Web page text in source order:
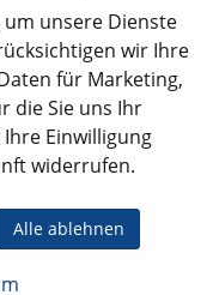
Light-Funktion aus
vorhanden
Fenstern vorhanden
vorhanden
/
vorhanden
um unsere Dienste
wir Ihre
für Marketing,
die Sie uns Ihr
Einwilligung
widerrufen.
Alle ablehnen